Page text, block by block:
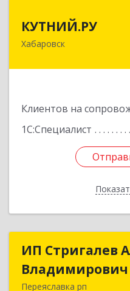
КУТНИЙ.РУ
Хабаровск
Клиентов на
1С:Специалист
680007,
ИП Стригалев
Владимирович
Переяславка рп
ИП